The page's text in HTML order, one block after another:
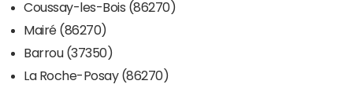
Coussay-les-Bois (86270)
Mairé (86270)
Barrou (37350)
La Roche-Posay (86270)